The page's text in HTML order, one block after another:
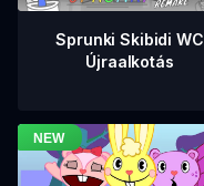
Sprunki Skibidi WC
Újraalkotás